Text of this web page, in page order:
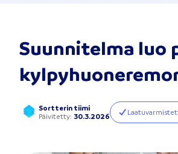
Suunnitelma luo
Sortterin tiimi
Päivitetty: 30.3.2026